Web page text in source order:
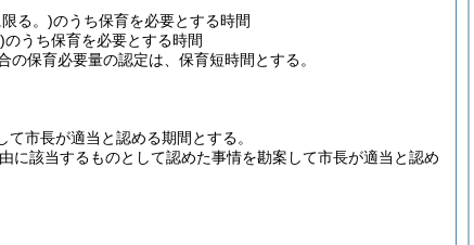
る。)のうち保育を必要とする時間
のうち保育を必要とする時間
保育必要量の認定は、保育短時間とする。
市長が適当と認める期間とする。
該当するものとして認めた事情を勘案して市長が適当と認め